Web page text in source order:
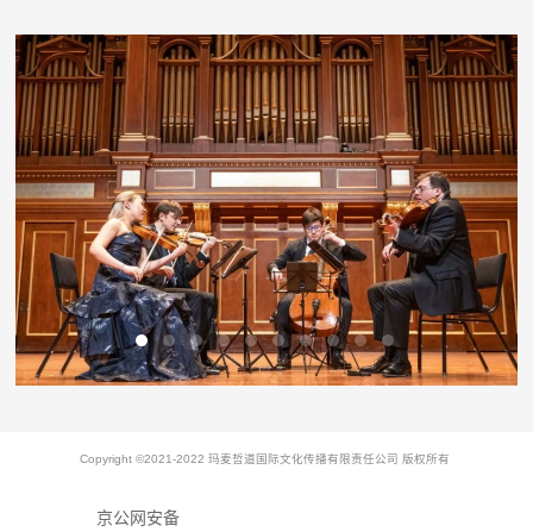
Copyright ©2021-2022 玛麦哲道国际文化传播有限责任公司 版权所有
京公网安备